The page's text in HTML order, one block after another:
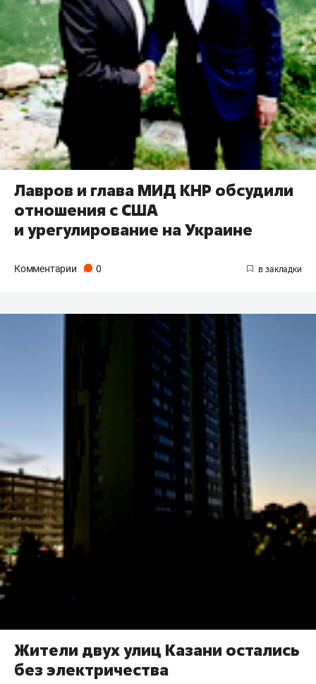
Лавров и глава МИД КНР обсудили
отношения с США
и урегулирование на Украине
Комментарии 0
Жители двух улиц Казани остались
без электричества